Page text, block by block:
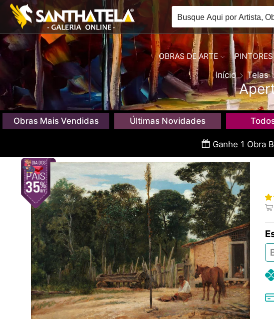
OBRAS DE ARTE PINTORES
Início Telas
Obras Mais Vendidas Últimas Novidades
Ganhe 1 Obra